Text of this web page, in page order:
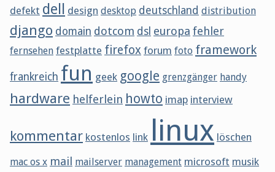
defekt dell design desktop deutschland distribution
django domain dotcom dsl europa fehler
fernsehen festplatte firefox forum foto framework
frankreich fun geek google grenzgänger handy
hardware helferlein howto imap interview
kommentar kostenlos link linux löschen
mac os x mail mailserver management microsoft musik